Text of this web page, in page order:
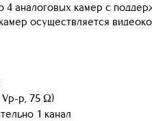
аналоговых камер с
осуществляется
Vp-p, 75 Ω)
1 канал